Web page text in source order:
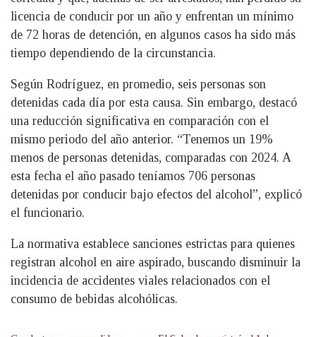
licencia de conducir por un año y enfrentan un mínimo
de 72 horas de detención, en algunos casos ha sido más
tiempo dependiendo de la circunstancia.
Según Rodríguez, en promedio, seis personas son
detenidas cada día por esta causa. Sin embargo, destacó
una reducción significativa en comparación con el
mismo periodo del año anterior. “Tenemos un 19%
menos de personas detenidas, comparadas con 2024. A
esta fecha el año pasado teníamos 706 personas
detenidas por conducir bajo efectos del alcohol”, explicó
el funcionario.
La normativa establece sanciones estrictas para quienes
registran alcohol en aire aspirado, buscando disminuir la
incidencia de accidentes viales relacionados con el
consumo de bebidas alcohólicas.